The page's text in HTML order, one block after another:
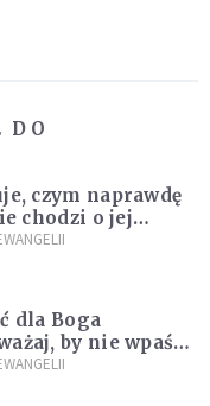
DO
czym naprawdę
chodzi o jej
dla Boga
by nie wpaść